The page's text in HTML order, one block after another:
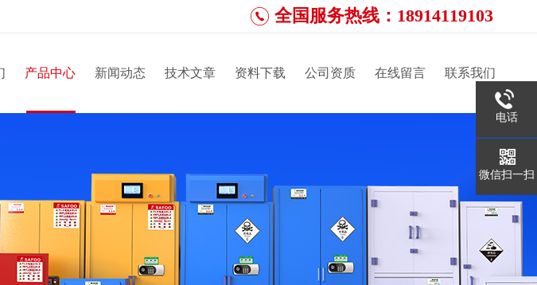
全国服务热线：18914119103
产品中心 新闻动态 技术文章 资料下载 公司资质 在线留言 联系我们
电话
微信扫一扫